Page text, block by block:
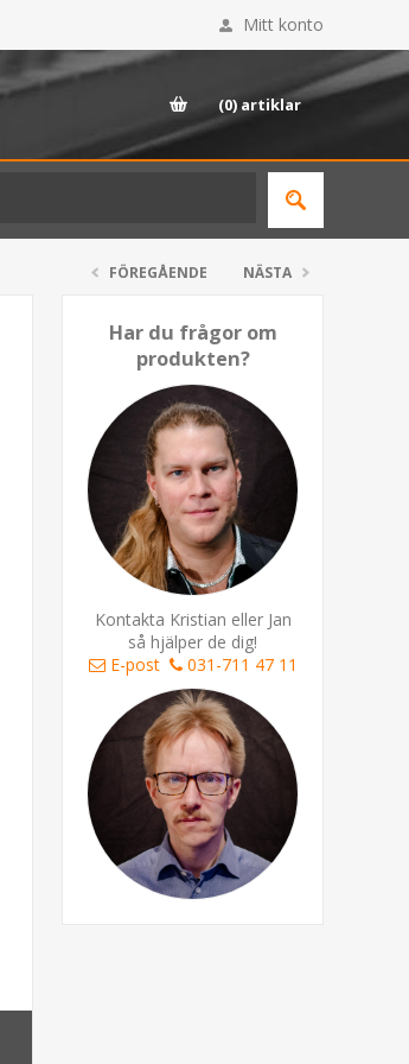
Mitt konto
(0) artiklar
FÖREGÅENDE NÄSTA
Har du frågor om
produkten?
Kontakta Kristian eller Jan
så hjälper de dig!
E-post
031-711 47 11